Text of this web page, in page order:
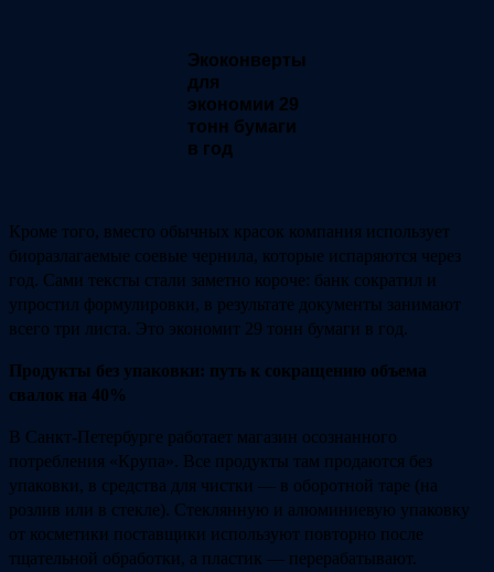
Экоконверты
для
экономии 29
тонн бумаги
в год
Кроме того, вместо обычных красок компания использует
биоразлагаемые соевые чернила, которые испаряются через
год. Сами тексты стали заметно короче: банк сократил и
упростил формулировки, в результате документы занимают
всего три листа. Это экономит 29 тонн бумаги в год.
Продукты без упаковки: путь к сокращению объема
свалок на 40%
В Санкт-Петербурге работает магазин осознанного
потребления «Крупа». Все продукты там продаются без
упаковки, в средства для чистки ― в оборотной таре (на
розлив или в стекле). Стеклянную и алюминиевую упаковку
от косметики поставщики используют повторно после
тщательной обработки, а пластик ― перерабатывают.